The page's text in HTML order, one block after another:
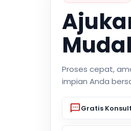
Proses cepat,
impian Anda
Gratis